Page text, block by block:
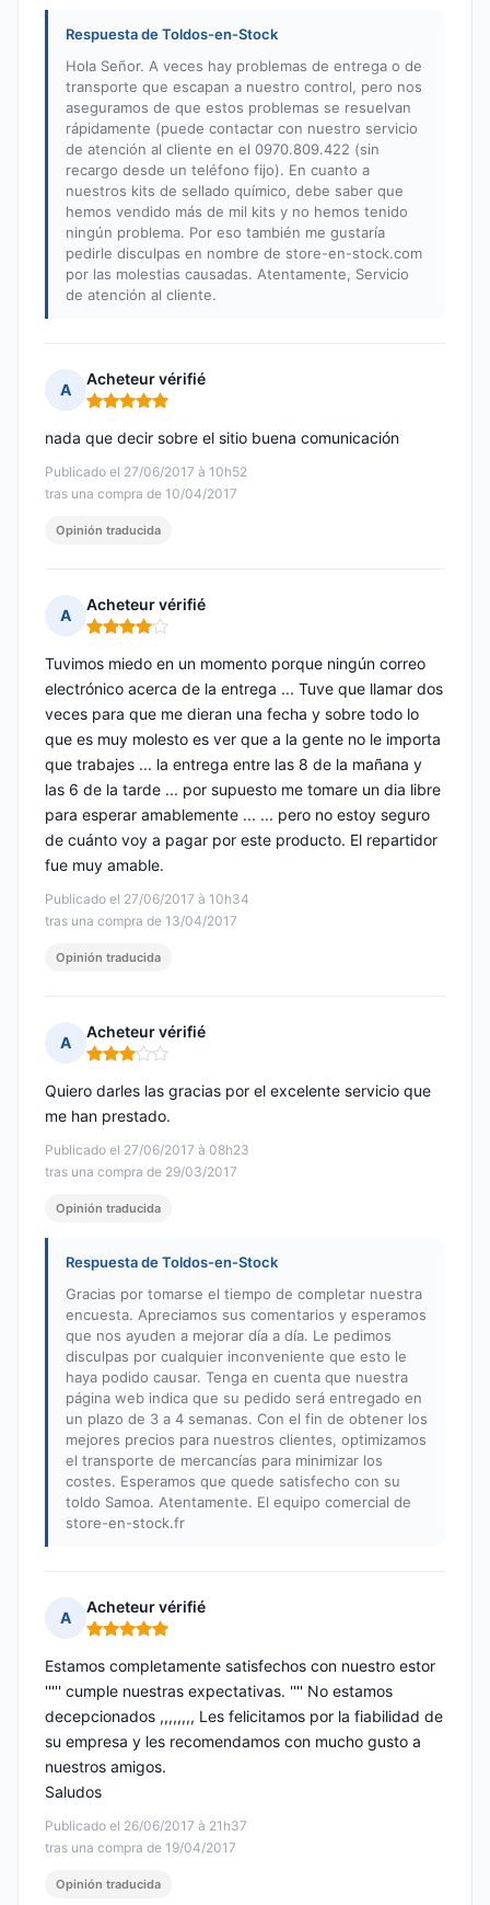
Respuesta de Toldos-en-Stock
Hola Señor. A veces hay problemas de entrega o de
transporte que escapan a nuestro control, pero nos
aseguramos de que estos problemas se resuelvan
rápidamente (puede contactar con nuestro servicio
de atención al cliente en el 0970.809.422 (sin
recargo desde un teléfono fijo). En cuanto a
nuestros kits de sellado químico, debe saber que
hemos vendido más de mil kits y no hemos tenido
ningún problema. Por eso también me gustaría
pedirle disculpas en nombre de store-en-stock.com
por las molestias causadas. Atentamente, Servicio
de atención al cliente.
A
Acheteur vérifié
Nota: 5 de 5
Publicado el 27/06/2017 à 10h52
tras una compra de 10/04/2017
nada que decir sobre el sitio buena comunicación
Opinión traducida
A
Acheteur vérifié
Nota: 4 de 5
Publicado el 27/06/2017 à 10h34
tras una compra de 13/04/2017
Tuvimos miedo en un momento porque ningún correo
electrónico acerca de la entrega ... Tuve que llamar dos
veces para que me dieran una fecha y sobre todo lo
que es muy molesto es ver que a la gente no le importa
que trabajes ... la entrega entre las 8 de la mañana y
las 6 de la tarde ... por supuesto me tomare un dia libre
para esperar amablemente ... ... pero no estoy seguro
de cuánto voy a pagar por este producto. El repartidor
fue muy amable.
Opinión traducida
A
Acheteur vérifié
Nota: 3 de 5
Publicado el 27/06/2017 à 08h23
tras una compra de 29/03/2017
Quiero darles las gracias por el excelente servicio que
me han prestado.
Opinión traducida
Respuesta de Toldos-en-Stock
Gracias por tomarse el tiempo de completar nuestra
encuesta. Apreciamos sus comentarios y esperamos
que nos ayuden a mejorar día a día. Le pedimos
disculpas por cualquier inconveniente que esto le
haya podido causar. Tenga en cuenta que nuestra
página web indica que su pedido será entregado en
un plazo de 3 a 4 semanas. Con el fin de obtener los
mejores precios para nuestros clientes, optimizamos
el transporte de mercancías para minimizar los
costes. Esperamos que quede satisfecho con su
toldo Samoa. Atentamente. El equipo comercial de
store-en-stock.fr
A
Acheteur vérifié
Nota: 5 de 5
Publicado el 26/06/2017 à 21h37
tras una compra de 19/04/2017
Estamos completamente satisfechos con nuestro estor
''''' cumple nuestras expectativas. '''' No estamos
decepcionados ,,,,,,,, Les felicitamos por la fiabilidad de
su empresa y les recomendamos con mucho gusto a
nuestros amigos.
Saludos
Opinión traducida